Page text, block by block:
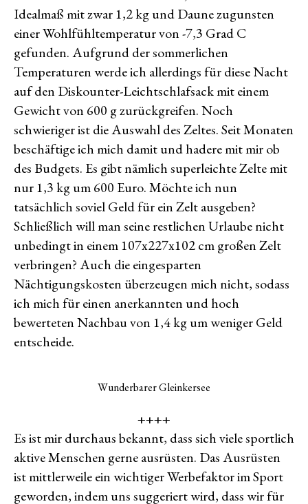
Idealmaß mit zwar 1,2 kg und Daune zugunsten
einer Wohlfühltemperatur von -7,3 Grad C
gefunden. Aufgrund der sommerlichen
Temperaturen werde ich allerdings für diese Nacht
auf den Diskounter-Leichtschlafsack mit einem
Gewicht von 600 g zurückgreifen. Noch
schwieriger ist die Auswahl des Zeltes. Seit Monaten
beschäftige ich mich damit und hadere mit mir ob
des Budgets. Es gibt nämlich superleichte Zelte mit
nur 1,3 kg um 600 Euro. Möchte ich nun
tatsächlich soviel Geld für ein Zelt ausgeben?
Schließlich will man seine restlichen Urlaube nicht
unbedingt in einem 107x227x102 cm großen Zelt
verbringen? Auch die eingesparten
Nächtigungskosten überzeugen mich nicht, sodass
ich mich für einen anerkannten und hoch
bewerteten Nachbau von 1,4 kg um weniger Geld
entscheide.
Wunderbarer Gleinkersee
++++
Es ist mir durchaus bekannt, dass sich viele sportlich
aktive Menschen gerne ausrüsten. Das Ausrüsten
ist mittlerweile ein wichtiger Werbefaktor im Sport
geworden, indem uns suggeriert wird, dass wir für